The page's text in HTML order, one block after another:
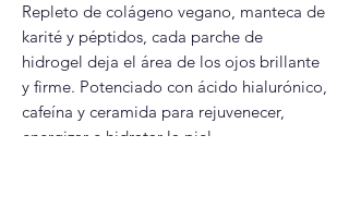
Repleto de colágeno vegano, manteca de
karité y péptidos, cada parche de
hidrogel deja el área de los ojos brillante
y firme. Potenciado con ácido hialurónico,
cafeína y ceramida para rejuvenecer,
energizar e hidratar la piel.